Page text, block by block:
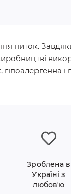
ниток.
і
Зроблена в
Україні з
любовʼю